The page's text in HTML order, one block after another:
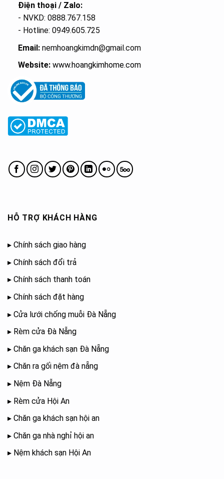
Điện thoại / Zalo:
- NVKD: 0888.767.158
- Hotline: 0949.605.725
Email:nemhoangkimdn@gmail.com
Website: www.hoangkimhome.com
HỖ TRỢ KHÁCH HÀNG
▸ Chính sách giao hàng
▸ Chính sách đổi trả
▸ Chính sách thanh toán
▸ Chính sách đặt hàng
▸ Cửa lưới chống muỗi Đà Nẵng
▸ Rèm cửa Đà Nẵng
▸ Chăn ga khách sạn Đà Nẵng
▸ Chăn ra gối nệm đà nẵng
▸ Nệm Đà Nẵng
▸ Rèm cửa Hội An
▸ Chăn ga khách sạn hội an
▸ Chăn ga nhà nghỉ hội an
▸ Nệm khách sạn Hội An